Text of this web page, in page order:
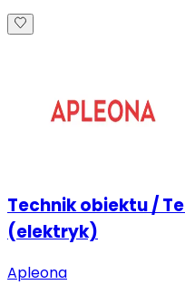
Technik obiektu /
(elektryk)
Apleona